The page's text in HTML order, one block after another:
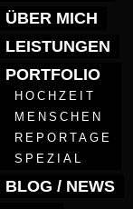
ÜBER MICH
LEISTUNGEN
PORTFOLIO
HOCHZEIT
MENSCHEN
REPORTAGE
SPEZIAL
BLOG / NEWS